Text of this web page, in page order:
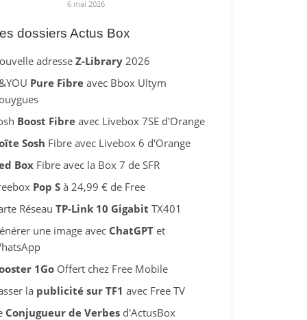
6 mai 2026
dossiers Actus Box
adresse Z-Library2026
Pure Fibreavec Bbox Ultym
Boost Fibreavec Livebox 7SE d'Orange
Sosh Fibre avec Livebox 6 d'Orange
BoxFibre avec la Box 7 de SFR
Pop Sà 24,99 € de Free
Réseau TP-Link 10 Gigabit TX401
une image avec ChatGPTet
1GoOffert chez Free Mobile
la publicité sur TF1 avec Free TV
Conjugueur de Verbesd'ActusBox